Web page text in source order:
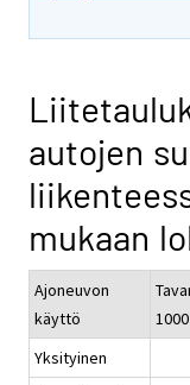
autojen
mukaan
Ajoneuvon
käyttö
Yksityinen